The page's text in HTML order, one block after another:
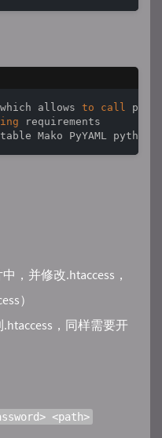
allows to call
requirements
Mako PyYAML
，并修改.htaccess，
）
，同样需要开
<path>